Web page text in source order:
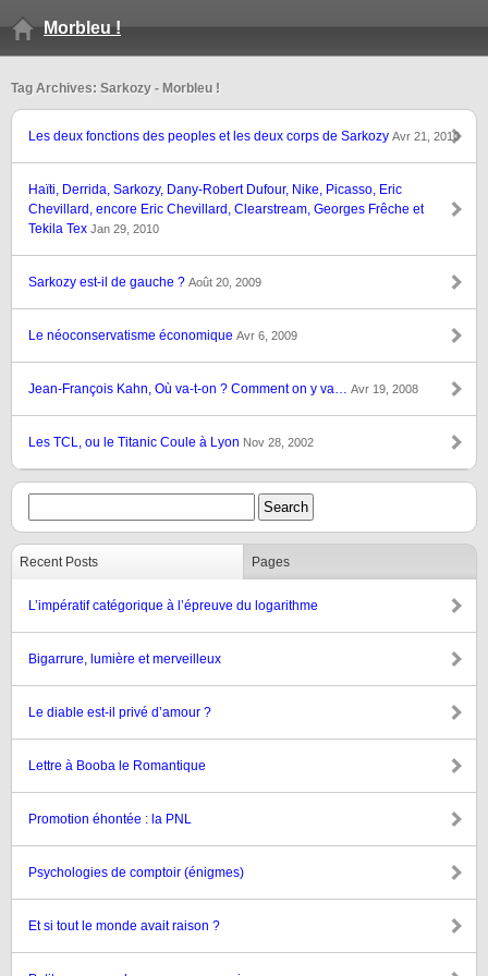
Morbleu !
Tag Archives: Sarkozy - Morbleu !
Les deux fonctions des peoples et les deux corps de Sarkozy Avr 21, 2010
Haïti, Derrida, Sarkozy, Dany-Robert Dufour, Nike, Picasso, Eric
Chevillard, encore Eric Chevillard, Clearstream, Georges Frêche et
Tekila Tex Jan 29, 2010
Sarkozy est-il de gauche ? Août 20, 2009
Le néoconservatisme économique Avr 6, 2009
Jean-François Kahn, Où va-t-on ? Comment on y va… Avr 19, 2008
Les TCL, ou le Titanic Coule à Lyon Nov 28, 2002
Recent Posts Pages
L’impératif catégorique à l’épreuve du logarithme
Bigarrure, lumière et merveilleux
Le diable est-il privé d’amour ?
Lettre à Booba le Romantique
Promotion éhontée : la PNL
Psychologies de comptoir (énigmes)
Et si tout le monde avait raison ?